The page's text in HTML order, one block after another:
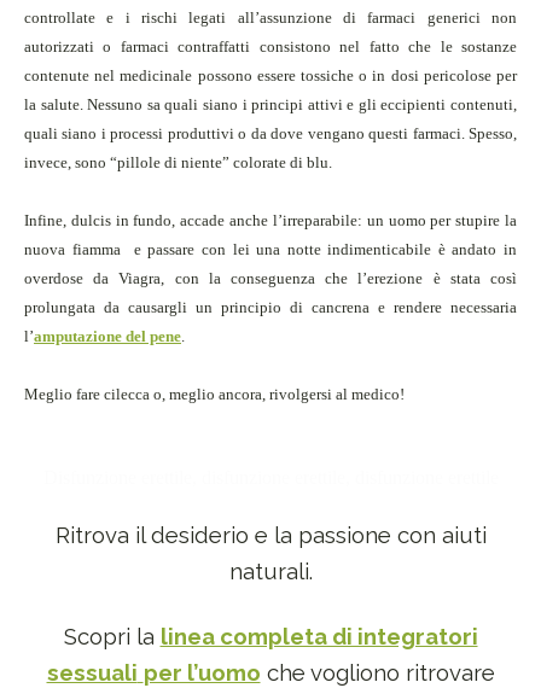
controllate e i rischi legati all’assunzione di farmaci generici non
autorizzati o farmaci contraffatti consistono nel fatto che le sostanze
contenute nel medicinale possono essere tossiche o in dosi pericolose per
la salute. Nessuno sa quali siano i principi attivi e gli eccipienti contenuti,
quali siano i processi produttivi o da dove vengano questi farmaci. Spesso,
invece, sono “pillole di niente” colorate di blu.
Infine, dulcis in fundo,accade anche l’irreparabile: un uomo per stupire la
nuova fiamma
e passare con lei una notte indimenticabile è andato in
overdose da Viagra, con la conseguenza che l’erezione è stata così
prolungata da causargli un principio di cancrena e rendere necessaria
l’amputazione del pene.
Meglio fare cilecca o, meglio ancora, rivolgersi al medico!
Ritrova il desiderio e la passione con aiuti
naturali.
Scopri la linea completa di integratori
sessuali per l’uomo che vogliono ritrovare